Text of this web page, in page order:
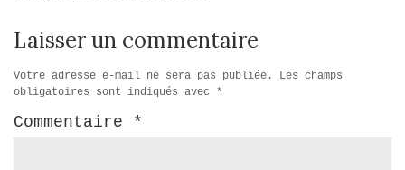
Laisser un commentaire
Votre adresse e-mail ne sera pas publiée.
Les champs
obligatoires sont indiqués avec *
Commentaire *